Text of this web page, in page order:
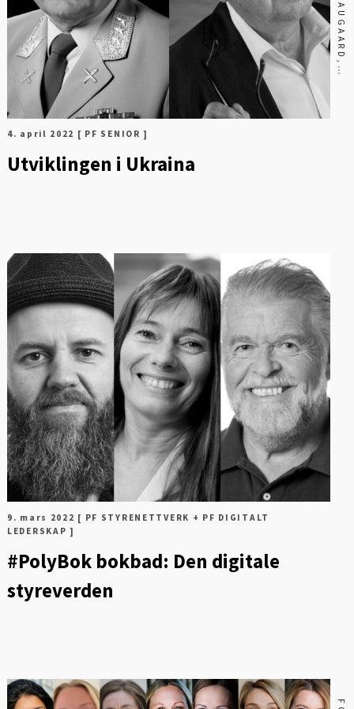
4. april 2022 [ PF SENIOR ]
Utviklingen i Ukraina
9. mars 2022 [ PF STYRENETTVERK + PF DIGITALT
LEDERSKAP ]
#PolyBok bokbad: Den digitale
styreverden